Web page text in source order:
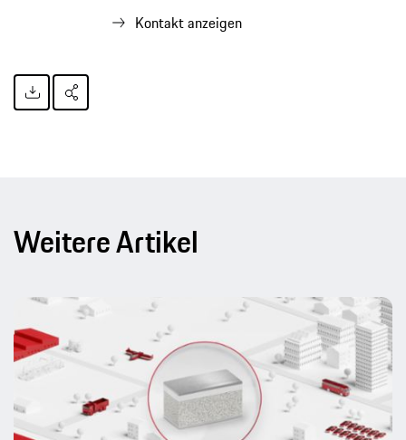
Kontakt anzeigen
Weitere Artikel